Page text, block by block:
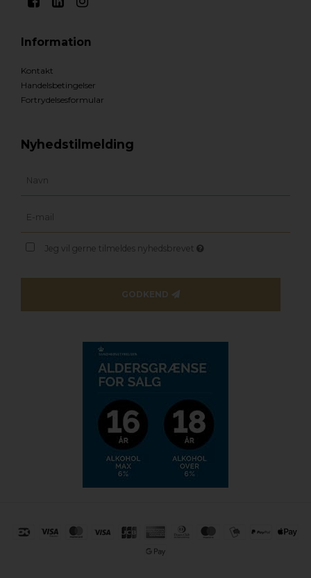
Information
Kontakt
Handelsbetingelser
Fortrydelsesformular
Nyhedstilmelding
Jeg vil gerne tilmeldes nyhedsbrevet
GODKEND